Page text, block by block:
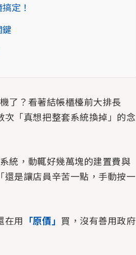
定！
鍵
了？看著結帳櫃檯前大排長
「真想把整套系統換掉」的念
統，動輒好幾萬塊的建置費與
是讓店員辛苦一點，手動按一
在用 「原價」 買，沒有善用政府